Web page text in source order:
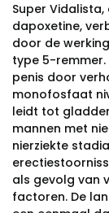
Super
dapoxetine,
door de
type 5-
penis door
monofosfaat
leidt tot
mannen met
nierziekte
als gevolg van
factoren. De